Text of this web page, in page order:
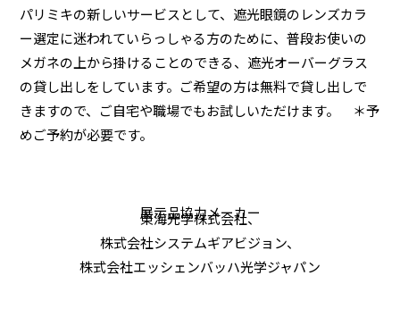
パリミキの新しいサービスとして、遮光眼鏡のレンズカラ
ー選定に迷われていらっしゃる方のために、普段お使いの
メガネの上から掛けることのできる、遮光オーバーグラス
の貸し出しをしています。ご希望の方は無料で貸し出しで
きますので、ご自宅や職場でもお試しいただけます。 ＊予
めご予約が必要です。
展示品協力メーカー
東海光学株式会社、
株式会社システムギアビジョン、
株式会社エッシェンバッハ光学ジャパン